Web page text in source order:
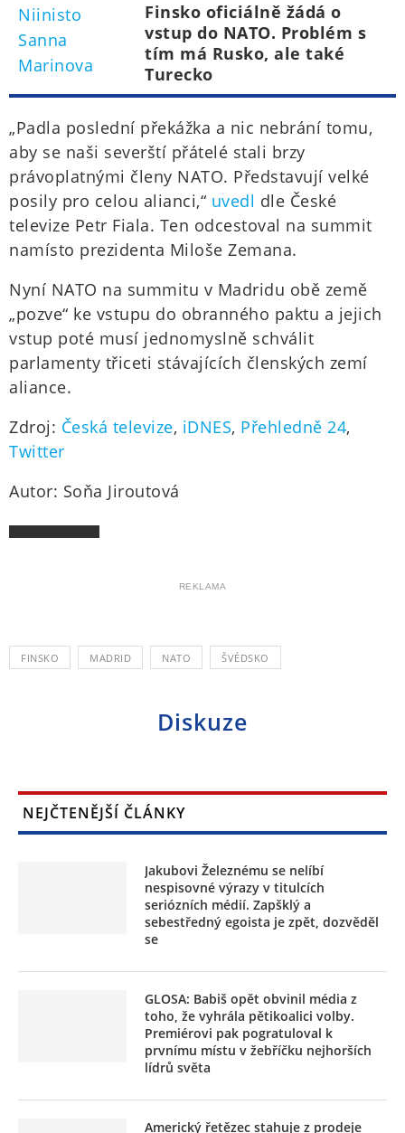
Finsko oficiálně žádá o
vstup do NATO. Problém s
tím má Rusko, ale také
Turecko
„Padla poslední překážka a nic nebrání tomu,
aby se naši severští přátelé stali brzy
právoplatnými členy NATO. Představují velké
posily pro celou alianci,“ uvedl dle České
televize Petr Fiala. Ten odcestoval na summit
namísto prezidenta Miloše Zemana.
Nyní NATO na summitu v Madridu obě země
„pozve“ ke vstupu do obranného paktu a jejich
vstup poté musí jednomyslně schválit
parlamenty třiceti stávajících členských zemí
aliance.
Zdroj: Česká televize, iDNES, Přehledně 24,
Twitter
Autor: Soňa Jiroutová
REKLAMA
FINSKO MADRID NATO ŠVÉDSKO
Diskuze
NEJČTENĚJŠÍ ČLÁNKY
Jakubovi Železnému se nelíbí
nespisovné výrazy v titulcích
seriózních médií. Zapšklý a
sebestředný egoista je zpět, dozvěděl
se
GLOSA: Babiš opět obvinil média z
toho, že vyhrála pětikoalici volby.
Premiérovi pak pogratuloval k
prvnímu místu v žebříčku nejhorších
lídrů světa
Americký řetězec stahuje z prodeje